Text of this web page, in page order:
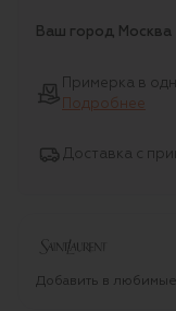
Ваш город Москва
Примерка в
Подробнее
Доставка с
Добавить в